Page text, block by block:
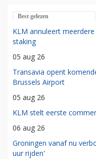
Best gelezen
KLM annuleert
staking
05 aug 26
Transavia opent
Brussels Airport
05 aug 26
KLM stelt eerste
06 aug 26
Groningen vanaf nu
uur rijden'